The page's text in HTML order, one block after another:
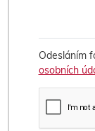
Odesláním
osobních